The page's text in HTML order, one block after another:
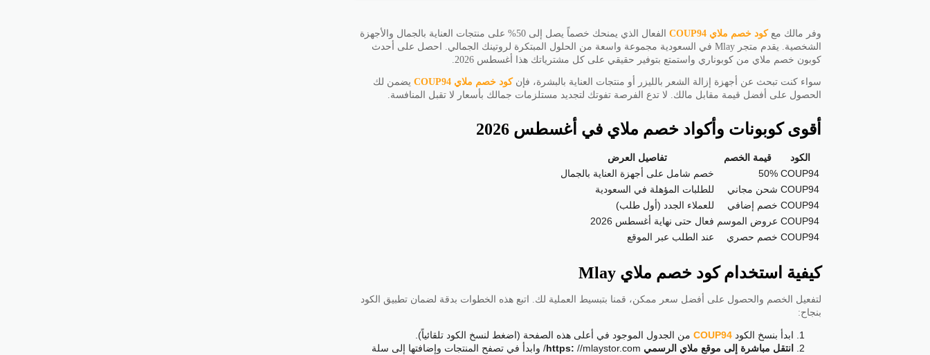
وفر مالك معكود خصم ملاي COUP94
الفعال الذي يمنحك خصماً يصل إلى 50% على منتجات العناية بالجمال والأجهزة
الشخصية. يقدم متجر Mlay في السعودية مجموعة واسعة من الحلول المبتكرة لروتينك الجمالي. احصل على أحدث
كوبون خصم ملاي من كوبوناري واستمتع بتوفير حقيقي على كل مشترياتك هذا أغسطس 2026.
سواء كنت تبحث عن أجهزة إزالة الشعر بالليزر أو منتجات العناية بالبشرة، فإنكود خصم ملاي COUP94 يضمن لك
الحصول على أفضل قيمة مقابل مالك. لا تدع الفرصة تفوتك لتجديد مستلزمات جمالك بأسعار لا تقبل المنافسة.
أقوى كوبونات وأكواد خصم ملاي في أغسطس 2026
الكود قيمة الخصم
تفاصيل العرض
COUP94
50%
خصم شامل على أجهزة العناية بالجمال
COUP94 شحن مجاني
للطلبات المؤهلة في السعودية
COUP94 خصم إضافي
للعملاء الجدد (أول طلب)
COUP94 عروض الموسم فعال حتى نهاية أغسطس 2026
COUP94 خصم حصري عند الطلب عبر الموقع
كيفية استخدام كود خصم ملاي Mlay
لتفعيل الخصم والحصول على أفضل سعر ممكن، قمنا بتبسيط العملية لك. اتبع هذه الخطوات بدقة لضمان تطبيق الكود
بنجاح:
ابدأ بنسخ الكود COUP94 من الجدول الموجود في أعلى هذه الصفحة (اضغط لنسخ الكود تلقائياً).
انتقل مباشرة إلى موقع ملاي الرسمي https:
//mlaystor.com/ وابدأ في تصفح المنتجات وإضافتها إلى سلة